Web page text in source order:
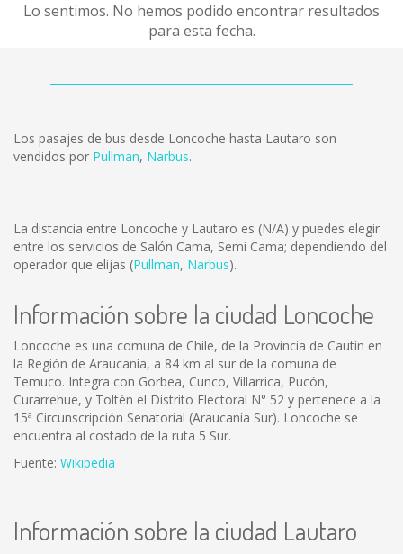
Lo sentimos. No hemos podido encontrar resultados
para esta fecha.
Los pasajes de bus desde Loncoche hasta Lautaro son
vendidos por Pullman, Narbus.
La distancia entre Loncoche y Lautaro es (N/A) y puedes elegir
entre los servicios de Salón Cama, Semi Cama; dependiendo del
operador que elijas (Pullman, Narbus).
Información sobre la ciudad Loncoche
Loncoche es una comuna de Chile, de la Provincia de Cautín en
la Región de Araucanía, a 84 km al sur de la comuna de
Temuco. Integra con Gorbea, Cunco, Villarrica, Pucón,
Curarrehue, y Toltén el Distrito Electoral N° 52 y pertenece a la
15ª Circunscripción Senatorial (Araucanía Sur). Loncoche se
encuentra al costado de la ruta 5 Sur.
Fuente: Wikipedia
Información sobre la ciudad Lautaro